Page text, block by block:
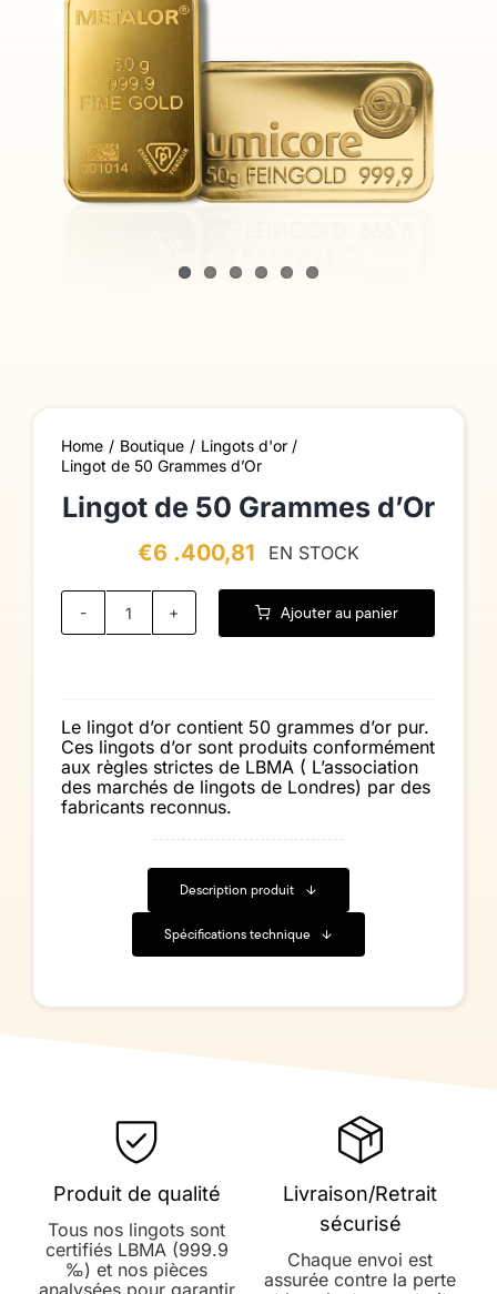
Home Boutique
Lingots d'or
Lingot de 50 Grammes d’Or
Lingot de 50 Grammes d’Or
€6 .400,81 EN STOCK
quantité
de
Grammes
d'Or
Ajouter au panier
Le lingot d’or contient 50 grammes d’or pur.
Ces lingots d’or sont produits conformément
aux règles strictes de LBMA ( L’association
des marchés de lingots de Londres) par des
fabricants reconnus.
Description produit
Spécifications technique
Produit de qualité
Tous nos lingots sont
certifiés LBMA (999.9
‰) et nos pièces
analysées pour garantir
Livraison/Retrait
sécurisé
Chaque envoi est
assurée contre la perte